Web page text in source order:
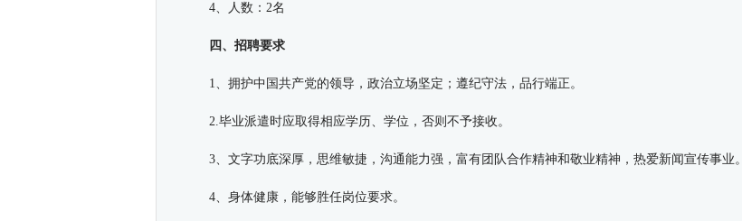
4、人数：2名
四、招聘要求
1、拥护中国共产党的领导，政治立场坚定；遵纪守法，品行端正。
2.毕业派遣时应取得相应学历、学位，否则不予接收。
3、文字功底深厚，思维敏捷，沟通能力强，富有团队合作精神和敬业精神，热爱新闻宣传事业。
4、身体健康，能够胜任岗位要求。